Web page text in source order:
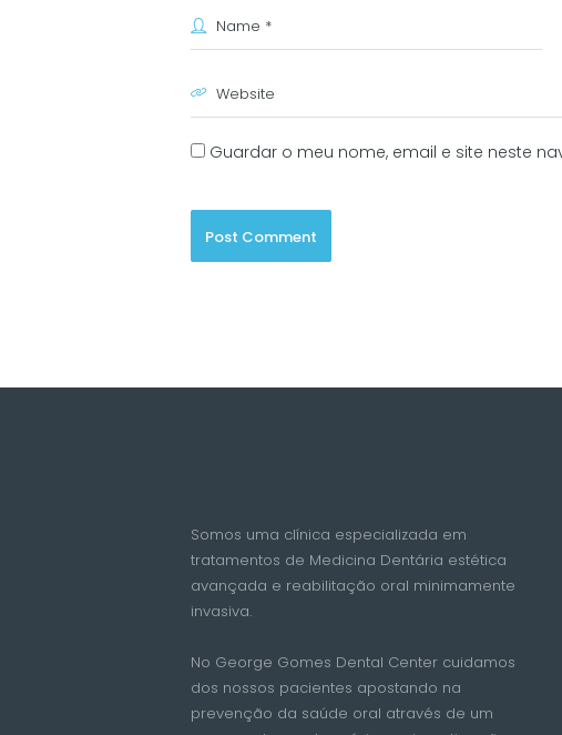
Guardar o meu nome, email e site neste
Somos uma clínica especializada em
tratamentos de Medicina Dentária estética
avançada e reabilitação oral minimamente
invasiva.
No George Gomes Dental Center cuidamos
dos nossos pacientes apostando na
prevenção da saúde oral através de um